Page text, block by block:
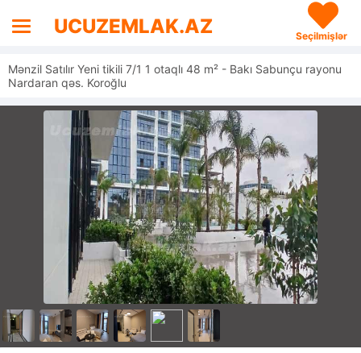
UCUZEMLAK.AZ Seçilmişlər
Mənzil Satılır Yeni tikili 7/1 1 otaqlı 48 m² - Bakı Sabunçu rayonu
Nardaran qəs. Koroğlu